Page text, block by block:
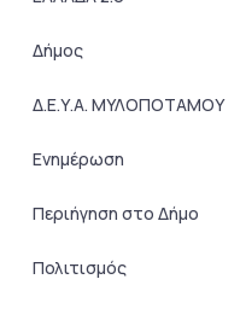
Δήμος
Δ.Ε.Υ.Α. ΜΥΛΟΠΟΤΑΜΟΥ
Ενημέρωση
Περιήγηση στο Δήμο
Πολιτισμός